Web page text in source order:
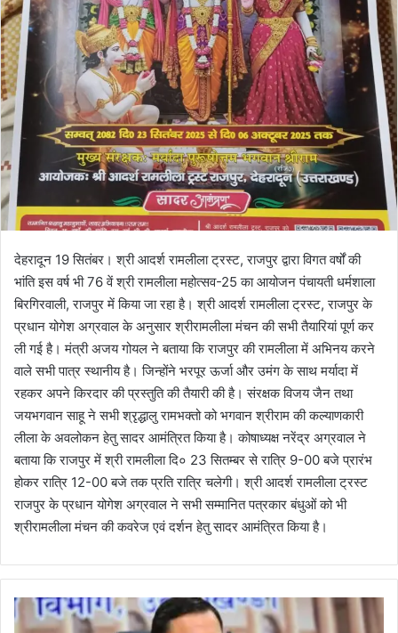
n
e
m
a
i
l
देहरादून 19 सितंबर। श्री आदर्श रामलीला ट्रस्ट, राजपुर द्वारा विगत वर्षों की
भांति इस वर्ष भी 76 वें श्री रामलीला महोत्सव-25 का आयोजन पंचायती धर्मशाला
बिरगिरवाली, राजपुर में किया जा रहा है। श्री आदर्श रामलीला ट्रस्ट, राजपुर के
प्रधान योगेश अग्रवाल के अनुसार श्रीरामलीला मंचन की सभी तैयारियां पूर्ण कर
ली गई है। मंत्री अजय गोयल ने बताया कि राजपुर की रामलीला में अभिनय करने
वाले सभी पात्र स्थानीय है। जिन्होंने भरपूर ऊर्जा और उमंग के साथ मर्यादा में
रहकर अपने किरदार की प्रस्तुति की तैयारी की है। संरक्षक विजय जैन तथा
जयभगवान साहू ने सभी श्रृद्धालु रामभक्तो को भगवान श्रीराम की कल्याणकारी
लीला के अवलोकन हेतु सादर आमंत्रित किया है। कोषाध्यक्ष नरेंद्र अग्रवाल ने
बताया कि राजपुर में श्री रामलीला दि० 23 सितम्बर से रात्रि 9-00 बजे प्रारंभ
होकर रात्रि 12-00 बजे तक प्रति रात्रि चलेगी। श्री आदर्श रामलीला ट्रस्ट
राजपुर के प्रधान योगेश अग्रवाल ने सभी सम्मानित पत्रकार बंधुओं को भी
श्रीरामलीला मंचन की कवरेज एवं दर्शन हेतु सादर आमंत्रित किया है।
सी
ए